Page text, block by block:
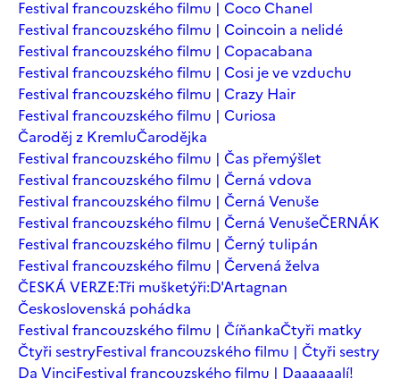
Festival francouzského filmu | Coco Chanel
Festival francouzského filmu | Coincoin a nelidé
Festival francouzského filmu | Copacabana
Festival francouzského filmu | Cosi je ve vzduchu
Festival francouzského filmu | Crazy Hair
Festival francouzského filmu | Curiosa
Čaroděj z KremluČarodějka
Festival francouzského filmu | Čas přemýšlet
Festival francouzského filmu | Černá vdova
Festival francouzského filmu | Černá Venuše
Festival francouzského filmu | Černá VenušeČERNÁK
Festival francouzského filmu | Černý tulipán
Festival francouzského filmu | Červená želva
ČESKÁ VERZE:Tři mušketýři:D'Artagnan
Československá pohádka
Festival francouzského filmu | ČíňankaČtyři matky
Čtyři sestryFestival francouzského filmu | Čtyři sestry
Da VinciFestival francouzského filmu | Daaaaaalí!